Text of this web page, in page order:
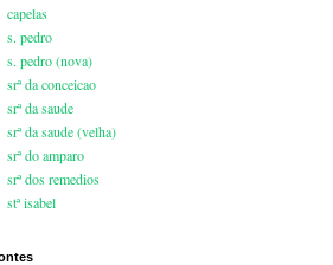
capelas
s. pedro
s. pedro (nova)
srª da conceicao
srª da saude
srª da saude (velha)
srª do amparo
srª dos remedios
stª isabel